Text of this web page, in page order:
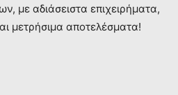
με αδιάσειστα επιχειρήματα,
μετρήσιμα αποτελέσματα!